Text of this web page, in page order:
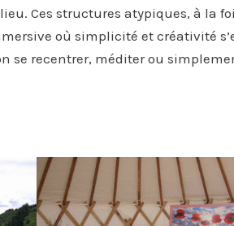
Ces structures atypiques, à la
où simplicité et créativité
recentrer, méditer ou